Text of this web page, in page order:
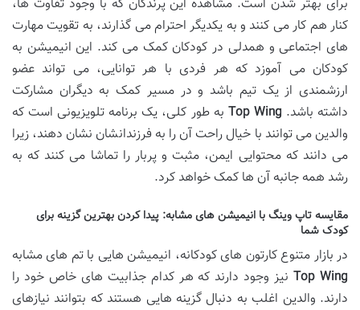
برای بهتر شدن است. مشاهده این پرندگان که با وجود تفاوت ها،
کنار هم کار می کنند و به یکدیگر احترام می گذارند، به تقویت مهارت
های اجتماعی و همدلی در کودکان کمک می کند. این انیمیشن به
کودکان می آموزد که هر فردی با هر توانایی، می تواند عضو
ارزشمندی از یک تیم باشد و در مسیر کمک به دیگران مشارکت
داشته باشد. Top Wing به طور کلی، یک برنامه تلویزیونی است که
والدین می توانند با خیال راحت آن را به فرزندانشان نشان دهند، زیرا
می دانند که محتوایی ایمن، مثبت و پربار را تماشا می کنند که به
رشد همه جانبه آن ها کمک خواهد کرد.
مقایسه تاپ وینگ با انیمیشن های مشابه: پیدا کردن بهترین گزینه برای
کودک شما
در بازار متنوع کارتون های کودکانه، انیمیشن هایی با تم های مشابه
Top Wingنیز وجود دارند که هر کدام جذابیت های خاص خود را
دارند. والدین اغلب به دنبال گزینه هایی هستند که بتوانند نیازهای